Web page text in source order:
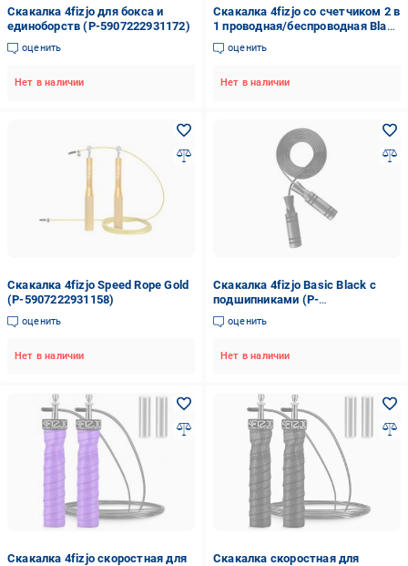
Скакалка 4fizjo для бокса и
единоборств (P-5907222931172)
оценить
Нет в наличии
Скакалка 4fizjo со счетчиком 2 в
1 проводная/беспроводная Black
(P-5905973402200)
оценить
Нет в наличии
Скакалка 4fizjo Speed Rope Gold
(P-5907222931158)
оценить
Нет в наличии
Скакалка 4fizjo Basic Black с
подшипниками (P-
5907739312662)
оценить
Нет в наличии
Скакалка 4fizjo скоростная для Скакалка скоростная для